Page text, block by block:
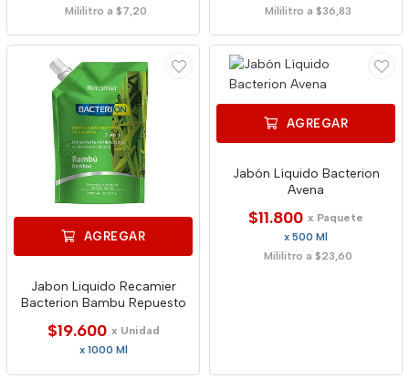
Mililitro a $7,20
Mililitro a $36,83
AGREGAR
Jabon Liquido Recamier
Bacterion Bambu Repuesto
$19.600 x Unidad
x 1000 Ml
AGREGAR
Jabón Líquido Bacterion
Avena
$11.800 x Paquete
x 500 Ml
Mililitro a $23,60